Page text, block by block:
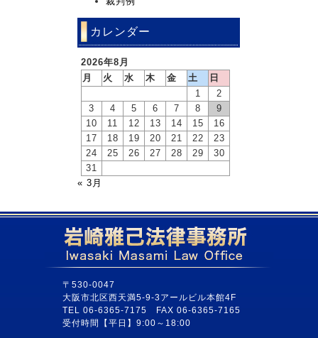
カレンダー
2026年8月
月
火 水 木 金 土
日
1
2
3
4 5 6 7 8
9
10
11 12 13 14 15
16
17
18 19 20 21 22
23
24
25 26 27 28 29
30
31
« 3月
〒530-0047
大阪市北区西天満5-9-3アールビル本館4F
TEL 06-6365-7175 FAX 06-6365-7165
受付時間【平日】9:00～18:00